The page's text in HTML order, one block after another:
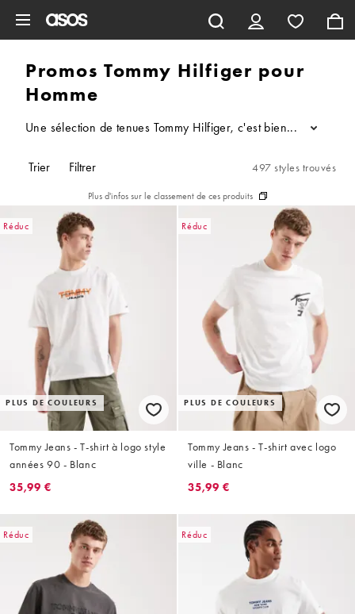
Promos Tommy Hilfiger pour
Homme
Une sélection de tenues Tommy Hilfiger, c'est bien, mais une
...
Trier Filtrer 497 styles trouvés
Plus d'infos sur le classement de ces produits
Réduc
PLUS DE COULEURS
Tommy Jeans - T-shirt à logo style
années 90 - Blanc
35,99 €
Réduc
PLUS DE COULEURS
Tommy Jeans - T-shirt avec logo
ville - Blanc
35,99 €
Réduc Réduc